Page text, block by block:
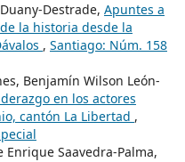
Destrade, Apuntes a
la historia desde la
, Santiago: Núm. 158
Benjamín Wilson León-
en los actores
cantón La Libertad ,
Enrique Saavedra-Palma,